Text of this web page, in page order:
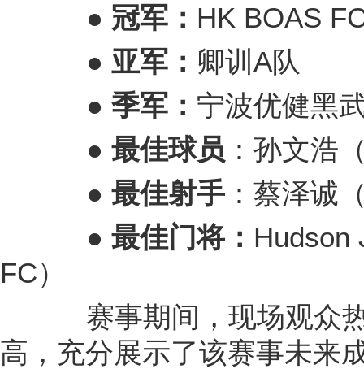
● 冠军： HK BOAS
● 亚军： 卿训A队
● 季军： 宁波优健黑
● 最佳球员 ：孙文浩
● 最佳射手 ：蔡泽诚
● 最佳门将： Hudson
FC）
赛事期间，现场观众热
高，充分展示了该赛事未来